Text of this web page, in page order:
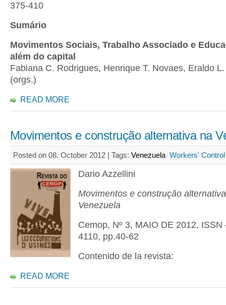
375-410
Sumário
Movimentos Sociais, Trabalho Associado e
além do capital
Fabiana C. Rodrigues, Henrique T. Novaes, Eraldo
(orgs.)
READ MORE
Movimentos e construção alternativa na
Posted on 08. October 2012 | Tags: Venezuela Workers' Control
Dario Azzellini
Movimentos e construção
Venezuela
Cemop, Nº 3, MAIO DE 2012, ISSN
4110, pp.40-62
Contenido de la revista:
READ MORE